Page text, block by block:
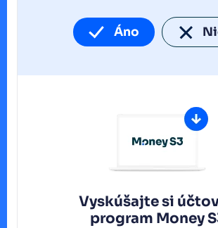
Áno
Vyskúšajte si
program Money